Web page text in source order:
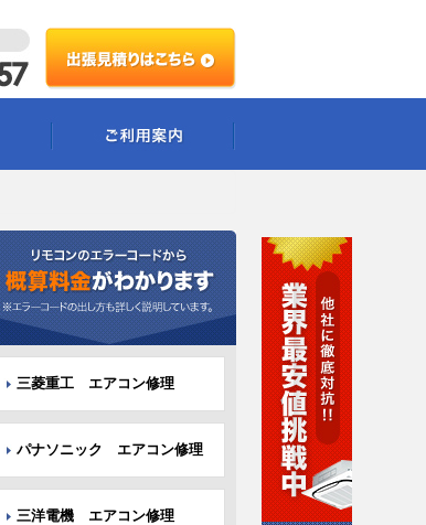
三菱重工 エアコン修理
パナソニック エアコン修理
三洋電機 エアコン修理